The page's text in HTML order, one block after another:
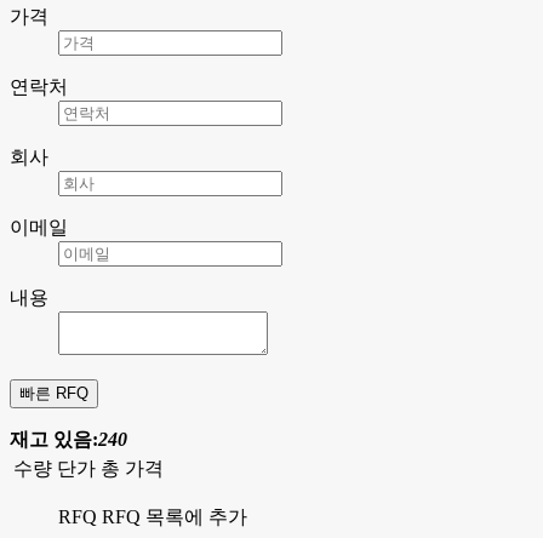
가격
연락처
회사
이메일
내용
재고 있음:240
수량 단가 총 가격
RFQ RFQ 목록에 추가